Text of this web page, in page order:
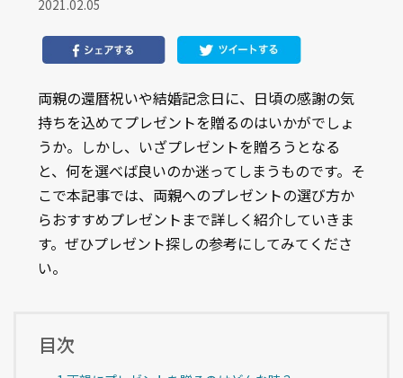
2021.02.05
両親の還暦祝いや結婚記念日に、日頃の感謝の気
持ちを込めてプレゼントを贈るのはいかがでしょ
うか。しかし、いざプレゼントを贈ろうとなる
と、何を選べば良いのか迷ってしまうものです。そ
こで本記事では、両親へのプレゼントの選び方か
らおすすめプレゼントまで詳しく紹介していきま
す。ぜひプレゼント探しの参考にしてみてくださ
い。
目次